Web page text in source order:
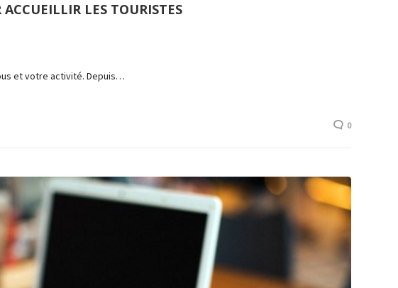
LES TOURISTES
et votre activité. Depuis…
0